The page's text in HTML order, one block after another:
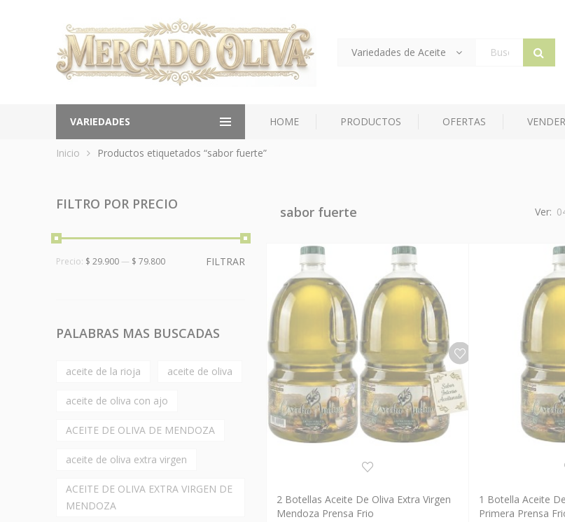
Variedades de Aceite
Products
VARIEDADES HOME PRODUCTOS OFERTAS VENDER
Inicio Productos etiquetados “sabor fuerte”
sabor fuerte Ver:
Comprar Ahora!
2 Botellas Aceite De Oliva Extra Virgen
Mendoza Prensa Frio
1 Botella Aceite
Primera Prensa
FILTRO POR PRECIO
FILTRAR
Precio: $ 29.900— $ 79.800
PALABRAS MAS BUSCADAS
aceite de la rioja aceite de oliva
aceite de oliva con ajo
ACEITE DE OLIVA DE MENDOZA
aceite de oliva extra virgen
ACEITE DE OLIVA EXTRA VIRGEN DE
MENDOZA